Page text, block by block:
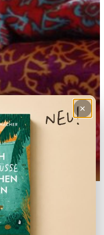
an immer brauchen
×